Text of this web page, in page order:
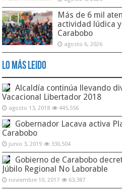
Más de 6 mil
actividad lúdica
Carabobo
agosto 6, 2026
Lo Más Leido
Alcaldía continúa llevando
Vacacional Libertador 2018
agosto 13, 2018 445,556
Gobernador Lacava activa
Carabobo
junio 3, 2019 330,504
Gobierno de Carabobo
Júbilo Regional No Laborable
noviembre 10, 2017 63,387